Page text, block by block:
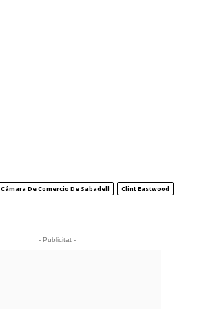
Cámara De Comercio De Sabadell
Clint Eastwood
- Publicitat -